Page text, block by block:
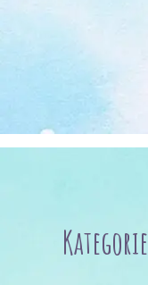
Kategorie